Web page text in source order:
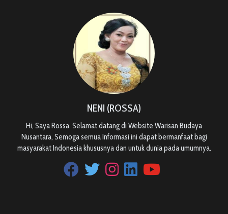
NENI (ROSSA)
Hi, Saya Rossa. Selamat datang di Website Warisan Budaya
Nusantara, Semoga semua Informasi ini dapat bermanfaat bagi
masyarakat Indonesia khususnya dan untuk dunia pada umumnya.